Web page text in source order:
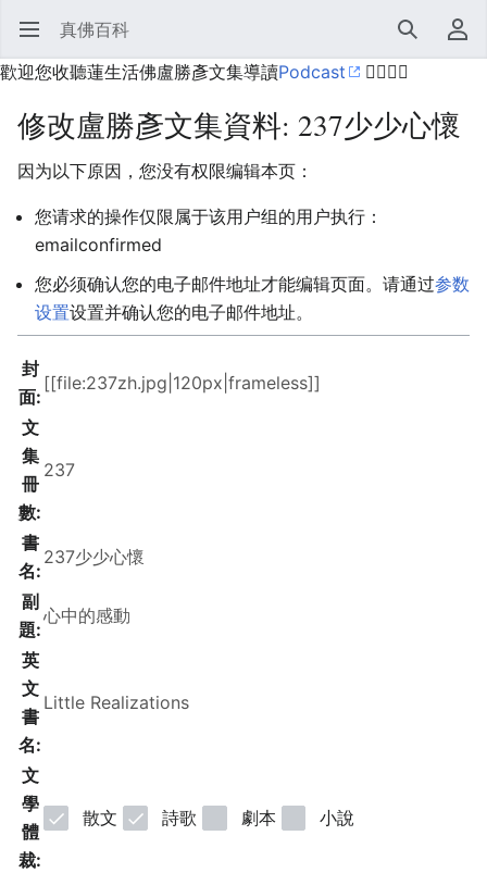
打开主菜单 真佛百科 搜索
用户菜单
歡迎您收聽蓮生活佛盧勝彥文集導讀Podcast 🙋‍♂️🙋‍♀️
修改盧勝彥文集資料: 237少少心懷
因为以下原因，您没有权限编辑本页：
您请求的操作仅限属于该用户组的用户执行：
emailconfirmed
您必须确认您的电子邮件地址才能编辑页面。请通过参数
设置设置并确认您的电子邮件地址。
封
面:
文
集
冊
數:
書
名:
副
題:
英
文
書
名:
文
學
體
裁:
散文 詩歌 劇本 小說